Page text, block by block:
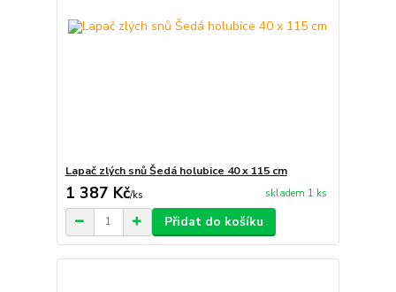
Lapač zlých snů Šedá holubice 40 x 115 cm
1 387 Kč/ks skladem 1 ks
Přidat do košíku